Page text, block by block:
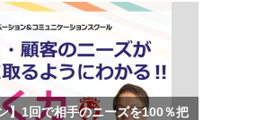
】1回で相手のニーズを100％把